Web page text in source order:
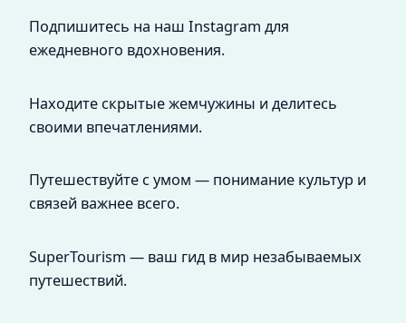
Подпишитесь на наш Instagram для
ежедневного вдохновения.
Находите скрытые жемчужины и делитесь
своими впечатлениями.
Путешествуйте с умом — понимание культур и
связей важнее всего.
SuperTourism — ваш гид в мир незабываемых
путешествий.